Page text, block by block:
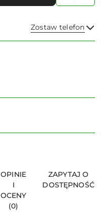
Zostaw telefon
OPINIE
I
OCENY
(0)
ZAPYTAJ O
DOSTĘPNOŚĆ